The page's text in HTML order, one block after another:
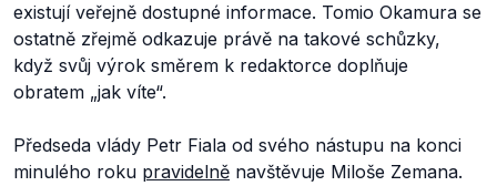
existují veřejně dostupné informace. Tomio Okamura se
ostatně zřejmě odkazuje právě na takové schůzky,
když svůj výrok směrem k redaktorce doplňuje
obratem „jak víte“.
Předseda vlády Petr Fiala od svého nástupu na konci
minulého roku pravidelně navštěvuje Miloše Zemana.